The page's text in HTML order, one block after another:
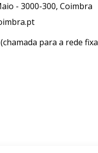
- 3000-300, Coimbra
(chamada para a rede fixa